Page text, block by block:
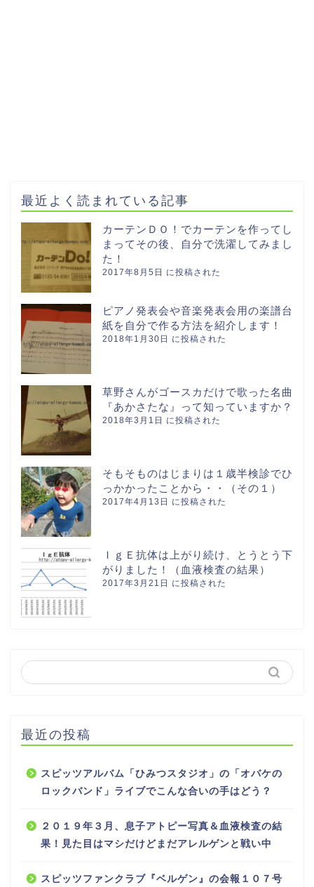
最近よく読まれている記事
カーテンＤＯ！でカーテンを作ってし
まってその後、自分で洗濯してみまし
た！
2017年8月5日 に投稿された
ピアノ発表会や音楽発表会用の楽譜台
紙を自分で作る方法を紹介します！
2018年1月30日 に投稿された
草野さんがゴースカだけで歌った名曲
『あかさたな』って知っていますか？
2018年3月1日 に投稿された
そもそものはじまりは１歳半検診でひ
っかかったことから・・（その１）
2017年4月13日 に投稿された
ＩｇＥ抗体は上がり続け、とうとう下
がりました！（血液検査の結果）
2017年3月21日 に投稿された
最近の投稿
スピッツアルバム「ひみつスタジオ」の「オバケの
ロックバンド」ライブでこんな合いの手はどう？
２０１９年３月、息子アトピー写真＆血液検査の結
果！見た目はマシだけどまだアレルゲンと戦い中
スピッツファンクラブ『ベルゲン』の会報１０７号